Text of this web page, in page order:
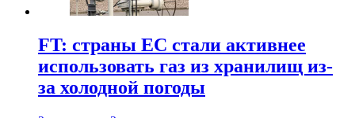
FT: страны ЕС стали активнее
использовать газ из хранилищ из-
за холодной погоды